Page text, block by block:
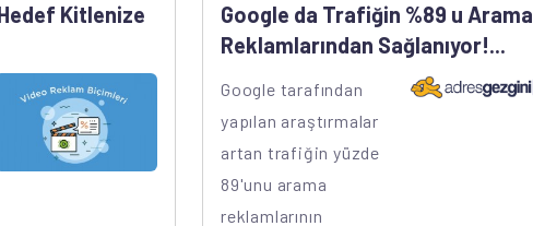
Kitlenize
Google da Trafiğin %89 u Arama
Reklamlarından Sağlanıyor!...
Google tarafından
yapılan araştırmalar
artan trafiğin yüzde
89'unu arama
reklamlarının